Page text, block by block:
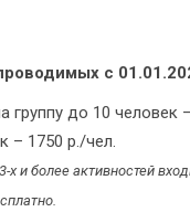
с
группу до 10 человек
– 1750 р./чел.
х и более активностей